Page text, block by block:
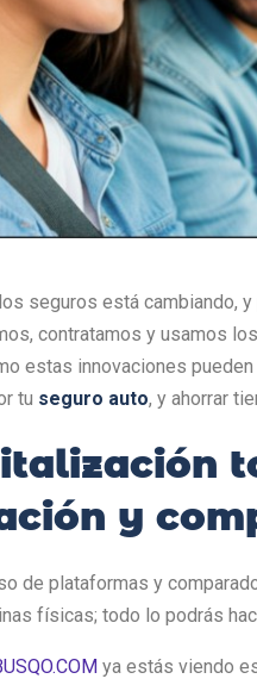
seguros está cambiando,
contratamos y usamos
estas innovaciones pueden
tu seguro auto, y ahorrar
y
de plataformas y
físicas; todo lo podrás
ya estás viendo